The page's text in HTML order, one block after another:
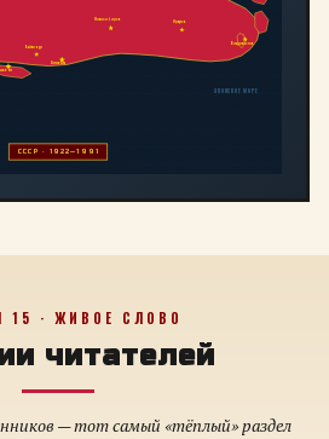
Алма-Ата
Байконур
Новосибирск Иркутск
Владивосток
СССР · 1922—1991
ЯПОНСКОЕ МОРЕ
15 · ЖИВОЕ СЛОВО
читателей
— тот самый «тёплый» раздел